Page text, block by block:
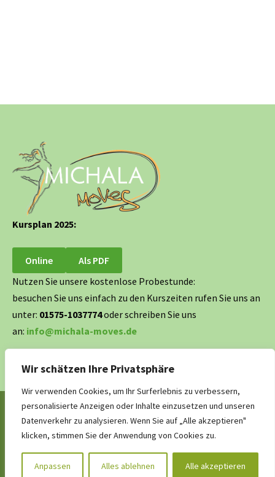
Wir schätzen Ihre Privatsphäre
Wir verwenden Cookies, um Ihr Surferlebnis zu verbessern,
personalisierte Anzeigen oder Inhalte einzusetzen und unseren
Datenverkehr zu analysieren. Wenn Sie auf „Alle akzeptieren"
klicken, stimmen Sie der Anwendung von Cookies zu.
Anpassen Alles ablehnen Alle akzeptieren
Kursplan 2025:
Online
Als PDF
Nutzen Sie unsere kostenlose Probestunde:
besuchen Sie uns einfach zu den Kurszeiten rufen Sie uns an
unter: 01575-1037774oder schreiben Sie uns
an: info@michala-moves.de
Copyright © 2026michala-moves.de
Impressum Datenschutzerklärung